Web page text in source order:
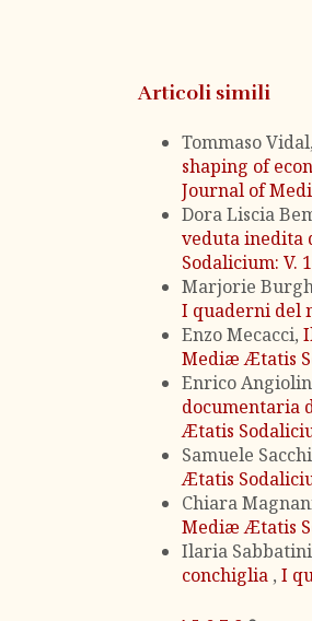
Articoli simili
Tommaso
shaping of
Journal of
Dora Liscia
veduta inedita
Sodalicium: V.
Marjorie
I quaderni del
Enzo Mecacci,
Mediæ Ætatis
Enrico
documentaria
Ætatis
Samuele
Ætatis
Chiara
Mediæ Ætatis
Ilaria
conchiglia ,I